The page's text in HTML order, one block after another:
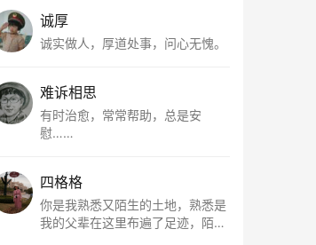
诚厚
诚实做人，厚道处事，问心无愧。
难诉相思
有时治愈，常常帮助，总是安
慰……
四格格
你是我熟悉又陌生的土地，熟悉是
我的父辈在这里布遍了足迹，陌生